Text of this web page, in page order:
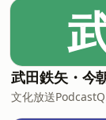
文化放送